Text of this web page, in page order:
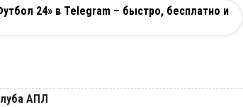
24» в Telegram – быстро, бесплатно и
АПЛ